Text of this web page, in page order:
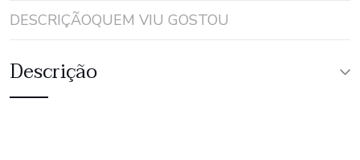
DESCRIÇÃOQUEM VIU GOSTOU
Descrição